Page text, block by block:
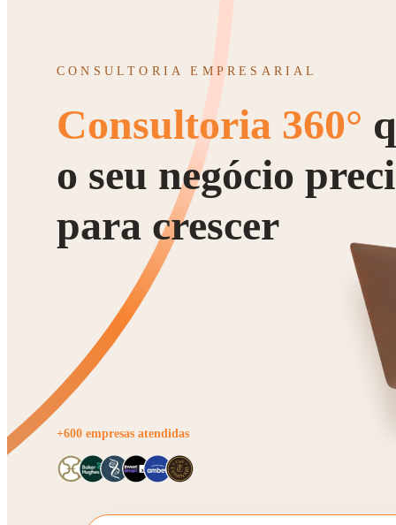
CONSULTORIA EMPRESARIAL
Consultoria 360°
o seu negócio
para crescer
+600 empresas atendidas